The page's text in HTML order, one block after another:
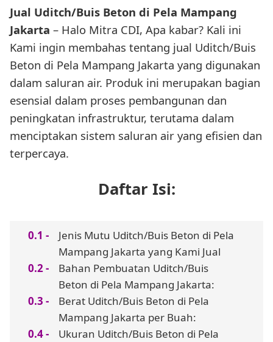
Jual Uditch/Buis Beton di Pela Mampang
Jakarta – Halo Mitra CDI, Apa kabar? Kali ini
Kami ingin membahas tentang jual Uditch/Buis
Beton di Pela Mampang Jakarta yang digunakan
dalam saluran air. Produk ini merupakan bagian
esensial dalam proses pembangunan dan
peningkatan infrastruktur, terutama dalam
menciptakan sistem saluran air yang efisien dan
terpercaya.
Daftar Isi:
Jenis Mutu Uditch/Buis Beton di Pela
Mampang Jakarta yang Kami Jual
Bahan Pembuatan Uditch/Buis
Beton di Pela Mampang Jakarta:
Berat Uditch/Buis Beton di Pela
Mampang Jakarta per Buah:
Ukuran Uditch/Buis Beton di Pela